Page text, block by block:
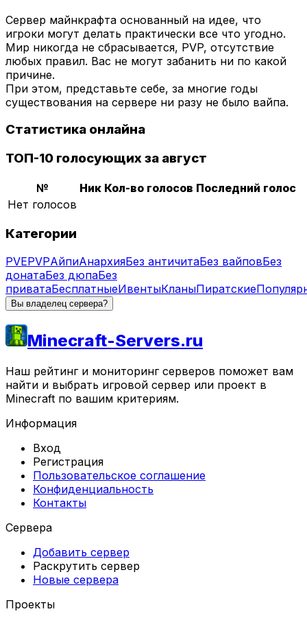
Сервер майнкрафта основанный на идее, что
игроки могут делать практически все что угодно.
Мир никогда не сбрасывается, PVP, отсутствие
любых правил. Вас не могут забанить ни по какой
причине.
При этом, представьте себе, за многие годы
существования на сервере ни разу не было вайпа.
Статистика онлайна
ТОП-10 голосующих за август
№ Ник Кол-во голосов Последний голос
Нет голосов
Категории
PVEPVPАйпиАнархияБез античитаБез вайповБез
донатаБез дюпаБез
приватаБесплатныеИвентыКланыПиратские
Вы владелец сервера?
Minecraft-Servers.ru
Наш рейтинг и мониторинг серверов поможет вам
найти и выбрать игровой сервер или проект в
Minecraft по вашим критериям.
Информация
Вход
Регистрация
Пользовательское соглашение
Конфиденциальность
Контакты
Сервера
Добавить сервер
Раскрутить сервер
Новые сервера
Проекты